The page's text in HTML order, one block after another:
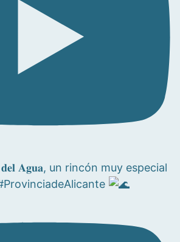
𝐝𝐞𝐥 𝐀𝐠𝐮𝐚, un rincón muy especial